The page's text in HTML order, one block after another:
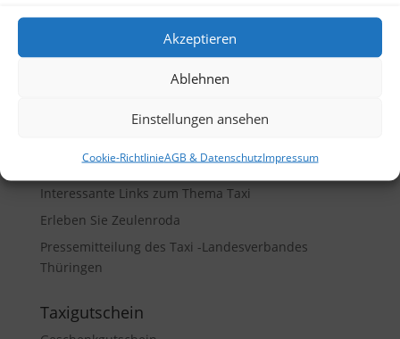
Akzeptieren
Ablehnen
Einstellungen ansehen
Cookie-RichtlinieAGB & DatenschutzImpressum
Serienfahrten fallen auch Fahrten zur– Dialyse–
Bestrahlung– ChemotherapieWir übernehmen für
Sie diese Fahrten, zuverlässig, seriös, diskret...
Neueste Beiträge
Blog – Baustelle
Interessante Links zum Thema Taxi
Erleben Sie Zeulenroda
Pressemitteilung des Taxi -Landesverbandes
Thüringen
Taxigutschein